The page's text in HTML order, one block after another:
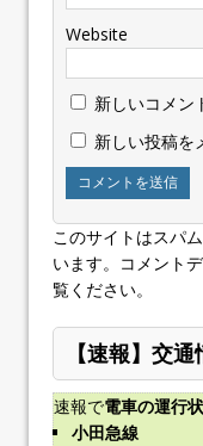
Website
新しいコメン
新しい投稿を
このサイトはスパ
います。 コメント
覧ください。
【速報】交通
速報で電車の運行
小田急線